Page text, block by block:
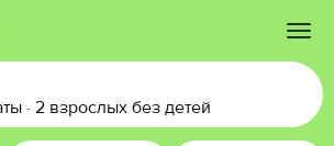
· 2 взрослых без детей